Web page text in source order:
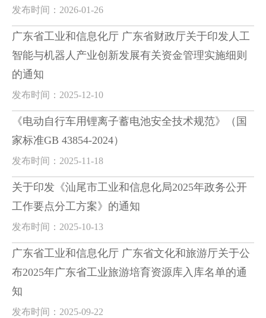
发布时间：2026-01-26
广东省工业和信息化厅 广东省财政厅关于印发人工
智能与机器人产业创新发展有关资金管理实施细则
的通知
发布时间：2025-12-10
《电动自行车用锂离子蓄电池安全技术规范》（国
家标准GB 43854-2024）
发布时间：2025-11-18
关于印发《汕尾市工业和信息化局2025年政务公开
工作要点分工方案》的通知
发布时间：2025-10-13
广东省工业和信息化厅 广东省文化和旅游厅关于公
布2025年广东省工业旅游培育资源库入库名单的通
知
发布时间：2025-09-22